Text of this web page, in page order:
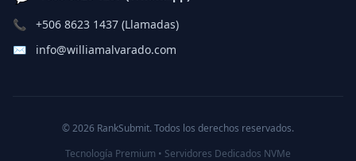
📞
+506 8623 1437 (Llamadas)
✉️
info@williamalvarado.com
© 2026 RankSubmit. Todos los derechos reservados.
Tecnología Premium • Servidores Dedicados NVMe